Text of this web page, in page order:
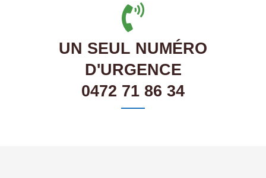
UN SEUL NUMÉRO
D'URGENCE
0472 71 86 34